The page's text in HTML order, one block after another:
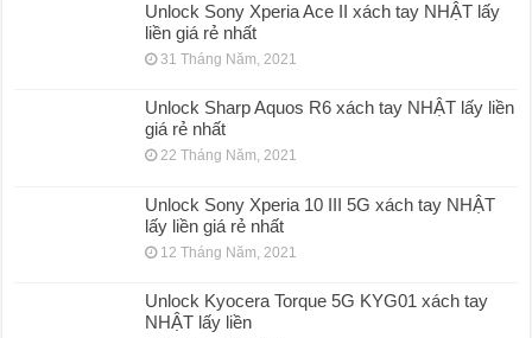
Unlock Sony Xperia Ace II xách tay NHẬT lấy
liền giá rẻ nhất
31 Tháng Năm, 2021
Unlock Sharp Aquos R6 xách tay NHẬT lấy liền
giá rẻ nhất
22 Tháng Năm, 2021
Unlock Sony Xperia 10 III 5G xách tay NHẬT
lấy liền giá rẻ nhất
12 Tháng Năm, 2021
Unlock Kyocera Torque 5G KYG01 xách tay
NHẬT lấy liền